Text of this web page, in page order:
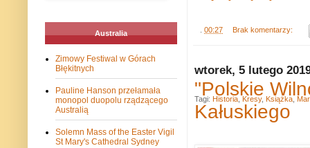
. 00:27 Brak komentarzy:
wtorek, 5 lutego
"Polskie
Kałuskiego
Tagi: Historia Kresy, Książka
Australia
Zimowy Festiwal w Górach
Błękitnych
Pauline Hanson przełamała
monopol duopolu rządzącego
Australią
Solemn Mass of the Easter Vigil
St Mary's Cathedral Sydney